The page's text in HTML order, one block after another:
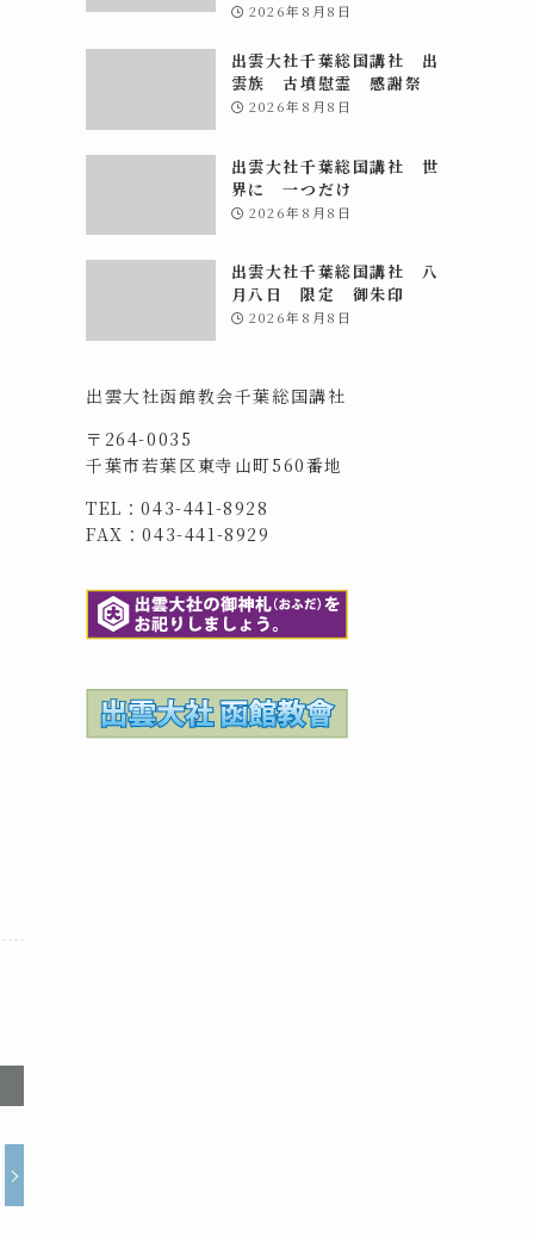
2026年8月8日
出雲大社千葉総国講社 出
雲族 古墳慰霊 感謝祭
2026年8月8日
出雲大社千葉総国講社 世
界に 一つだけ
2026年8月8日
出雲大社千葉総国講社 八
月八日 限定 御朱印
2026年8月8日
出雲大社函館教会千葉総国講社
〒264-0035
千葉市若葉区東寺山町560番地
TEL：043-441-8928
FAX：043-441-8929